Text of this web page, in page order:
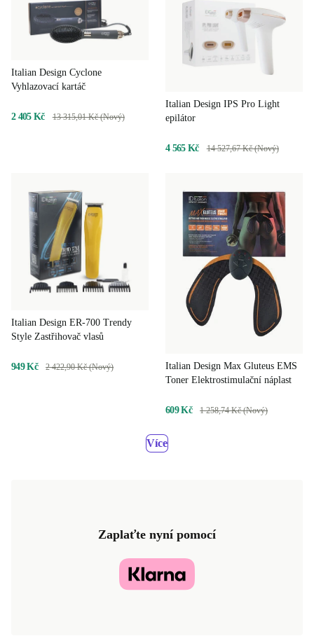
Italian Design Cyclone
Vyhlazovací kartáč
2 405 Kč 13 315,01 Kč (Nový)
Italian Design IPS Pro Light
epilátor
4 565 Kč 14 527,67 Kč (Nový)
Italian Design ER-700 Trendy
Style Zastřihovač vlasů
949 Kč 2 422,90 Kč (Nový)
Italian Design Max Gluteus EMS
Toner Elektrostimulační náplast
609 Kč 1 258,74 Kč (Nový)
Více
Zaplaťte nyní pomocí